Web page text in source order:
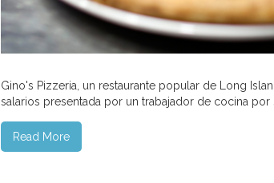
Gino's Pizzeria, un restaurante popular de Long
salarios presentada por un trabajador de cocina por
Read More